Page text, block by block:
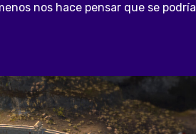
nos hace pensar que se podría